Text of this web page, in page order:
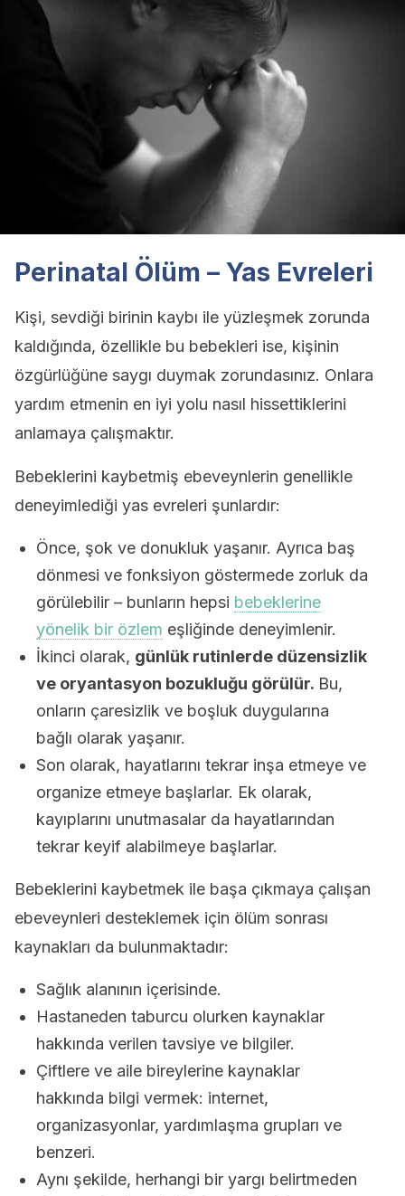
Perinatal Ölüm – Yas Evreleri
Kişi, sevdiği birinin kaybı ile yüzleşmek zorunda
kaldığında, özellikle bu bebekleri ise, kişinin
özgürlüğüne saygı duymak zorundasınız. Onlara
yardım etmenin en iyi yolu nasıl hissettiklerini
anlamaya çalışmaktır.
Bebeklerini kaybetmiş ebeveynlerin genellikle
deneyimlediği yas evreleri şunlardır:
Önce, şok ve donukluk yaşanır. Ayrıca baş
dönmesi ve fonksiyon göstermede zorluk da
görülebilir – bunların hepsi bebeklerine
yönelik bir özlem eşliğinde deneyimlenir.
İkinci olarak, günlük rutinlerde düzensizlik
ve oryantasyon bozukluğu görülür. Bu,
onların çaresizlik ve boşluk duygularına
bağlı olarak yaşanır.
Son olarak, hayatlarını tekrar inşa etmeye ve
organize etmeye başlarlar. Ek olarak,
kayıplarını unutmasalar da hayatlarından
tekrar keyif alabilmeye başlarlar.
Bebeklerini kaybetmek ile başa çıkmaya çalışan
ebeveynleri desteklemek için ölüm sonrası
kaynakları da bulunmaktadır:
Sağlık alanının içerisinde.
Hastaneden taburcu olurken kaynaklar
hakkında verilen tavsiye ve bilgiler.
Çiftlere ve aile bireylerine kaynaklar
hakkında bilgi vermek: internet,
organizasyonlar, yardımlaşma grupları ve
benzeri.
Aynı şekilde, herhangi bir yargı belirtmeden